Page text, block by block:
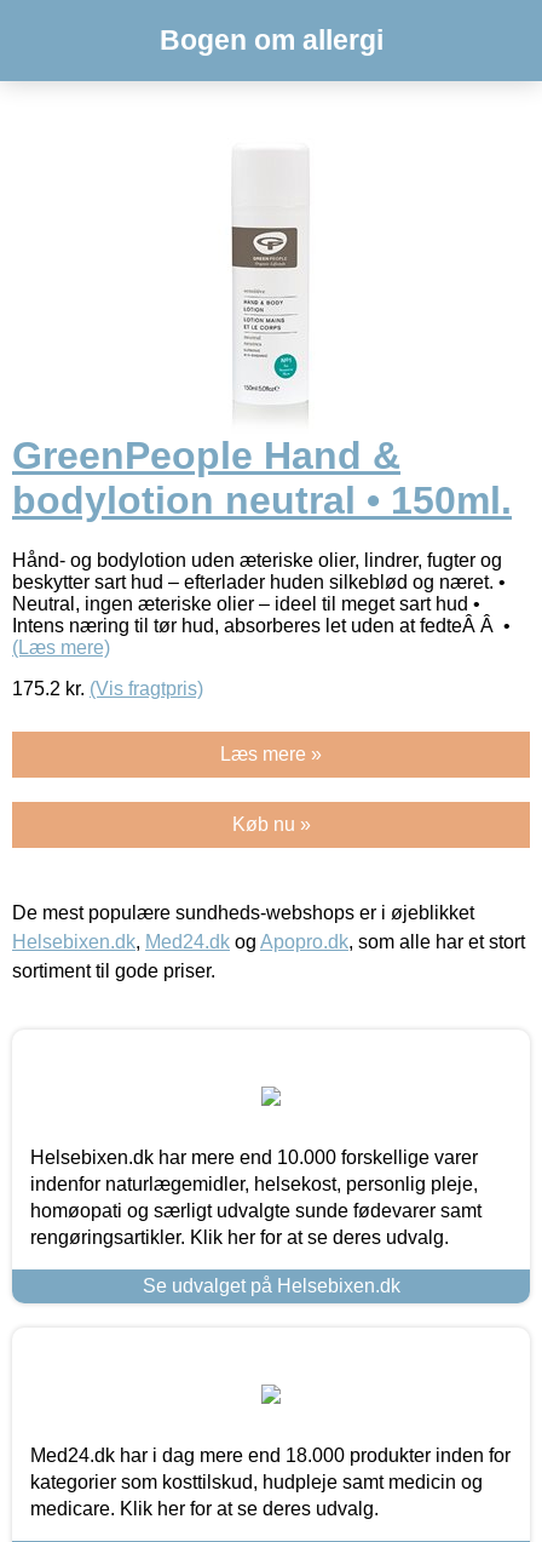
Bogen om allergi
GreenPeople Hand &
bodylotion neutral • 150ml.
Hånd- og bodylotion uden æteriske olier, lindrer, fugter og
beskytter sart hud – efterlader huden silkeblød og næret. •
Neutral, ingen æteriske olier – ideel til meget sart hud •
Intens næring til tør hud, absorberes let uden at fedteÂ Â •
(Læs mere)
175.2 kr. (Vis fragtpris)
Læs mere »
Køb nu »
De mest populære sundheds-webshops er i øjeblikket
Helsebixen.dk, Med24.dk og Apopro.dk, som alle har et stort
sortiment til gode priser.
Helsebixen.dk har mere end 10.000 forskellige varer
indenfor naturlægemidler, helsekost, personlig pleje,
homøopati og særligt udvalgte sunde fødevarer samt
rengøringsartikler. Klik her for at se deres udvalg.
Se udvalget på Helsebixen.dk
Med24.dk har i dag mere end 18.000 produkter inden for
kategorier som kosttilskud, hudpleje samt medicin og
medicare. Klik her for at se deres udvalg.